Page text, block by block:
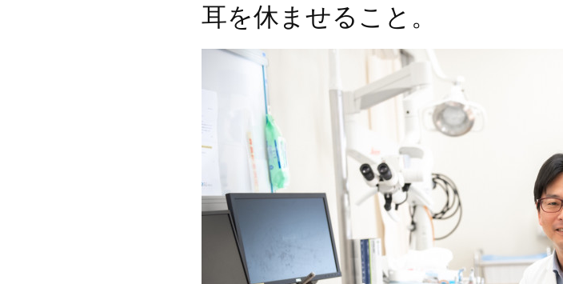
耳を休ませること。